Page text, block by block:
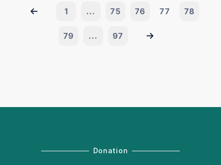
1 ... 75 76 77 78
79 ... 97
Donation